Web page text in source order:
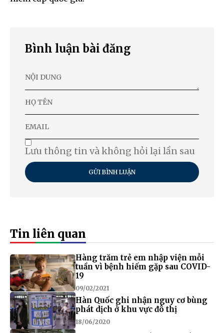
Bình luận bài đăng
Lưu thông tin và không hỏi lại lần sau
GỬI BÌNH LUẬN
Tin liên quan
Hàng trăm trẻ em nhập viện mỗi
tuần vì bệnh hiếm gặp sau COVID-
19
09/02/2021
Hàn Quốc ghi nhận nguy cơ bùng
phát dịch ở khu vực đô thị
18/06/2020